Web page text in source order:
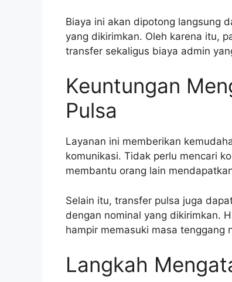
Biaya ini akan dipotong langsung
yang dikirimkan. Oleh karena itu,
transfer sekaligus biaya admin
Keuntungan
Pulsa
Layanan ini memberikan
komunikasi. Tidak perlu mencari
membantu orang lain
Selain itu, transfer pulsa juga
dengan nominal yang dikirimkan.
hampir memasuki masa tenggang
Langkah